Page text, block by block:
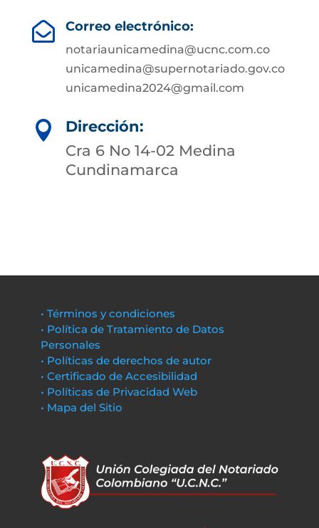
 Correo electrónico:
notariaunicamedina@ucnc.com.co
unicamedina@supernotariado.gov.co
unicamedina2024@gmail.com

Dirección:
Cra 6 No 14-02 Medina
Cundinamarca
• Términos y condiciones
• Política de Tratamiento de Datos
Personales
• Políticas de derechos de autor
• Certificado de Accesibilidad
• Políticas de Privacidad Web
• Mapa del Sitio